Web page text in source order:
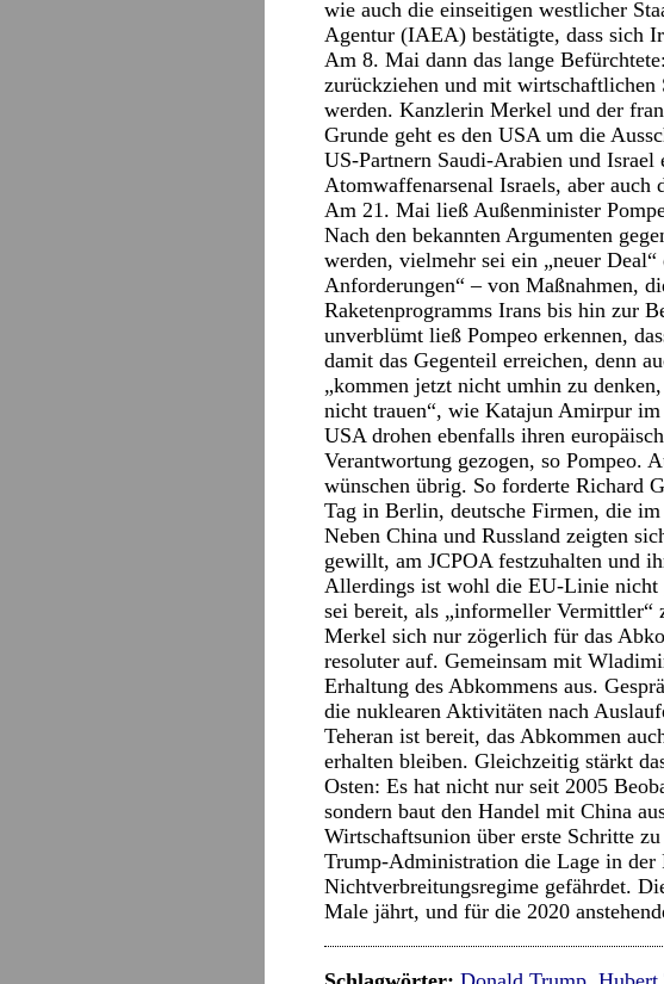
wie auch die einseitigen westlicher
Agentur (IAEA) bestätigte, dass sich
Am 8. Mai dann das lange
zurückziehen und mit wirtschaftlichen
werden. Kanzlerin Merkel und der
Grunde geht es den USA um die
US-Partnern Saudi-Arabien und
Atomwaffenarsenal Israels, aber
Am 21. Mai ließ Außenminister
Nach den bekannten Argumenten
werden, vielmehr sei ein „neuer
Anforderungen“ – von Maßnahmen,
Raketenprogramms Irans bis hin zur
unverblümt ließ Pompeo erkennen,
damit das Gegenteil erreichen, denn
„kommen jetzt nicht umhin zu
nicht trauen“, wie Katajun Amirpur im
USA drohen ebenfalls ihren
Verantwortung gezogen, so Pompeo.
wünschen übrig. So forderte Richard
Tag in Berlin, deutsche Firmen, die
Neben China und Russland zeigten
gewillt, am JCPOA festzuhalten und
Allerdings ist wohl die EU-Linie nicht
sei bereit, als „informeller Vermittler“
Merkel sich nur zögerlich für das
resoluter auf. Gemeinsam mit
Erhaltung des Abkommens aus.
die nuklearen Aktivitäten nach
Teheran ist bereit, das Abkommen
erhalten bleiben. Gleichzeitig stärkt
Osten: Es hat nicht nur seit 2005
sondern baut den Handel mit China
Wirtschaftsunion über erste Schritte
Trump-Administration die Lage in der
Nichtverbreitungsregime gefährdet.
Male jährt, und für die 2020